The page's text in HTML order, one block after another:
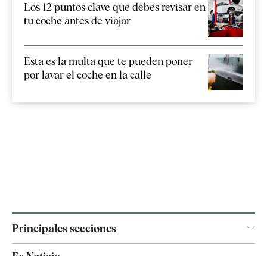
Los 12 puntos clave que debes revisar en
tu coche antes de viajar
Esta es la multa que te pueden poner
por lavar el coche en la calle
Principales secciones
España